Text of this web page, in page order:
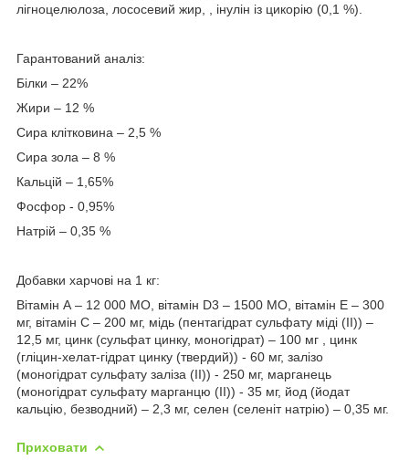
лігноцелюлоза, лососевий жир, , інулін із цикорію (0,1 %).
Гарантований аналіз:
Білки – 22%
Жири – 12 %
Сира клітковина – 2,5 %
Сира зола – 8 %
Кальцій – 1,65%
Фосфор - 0,95%
Натрій – 0,35 %
Добавки харчові на 1 кг:
Вітамін А – 12 000 МО, вітамін D3 – 1500 МО, вітамін E – 300
мг, вітамін C – 200 мг, мідь (пентагідрат сульфату міді (II)) –
12,5 мг, цинк (сульфат цинку, моногідрат) – 100 мг , цинк
(гліцин-хелат-гідрат цинку (твердий)) - 60 мг, залізо
(моногідрат сульфату заліза (II)) - 250 мг, марганець
(моногідрат сульфату марганцю (II)) - 35 мг, йод (йодат
кальцію, безводний) – 2,3 мг, селен (селеніт натрію) – 0,35 мг.
Приховати